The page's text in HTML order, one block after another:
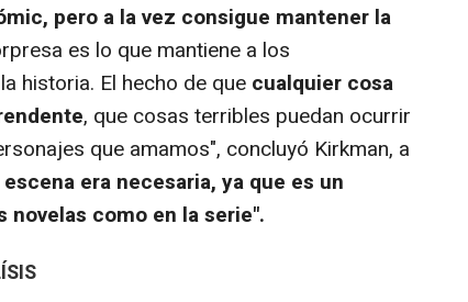
pero a la vez consigue mantener la
es lo que mantiene a los
historia. El hecho de que cualquier cosa
, que cosas terribles puedan ocurrir
que amamos", concluyó Kirkman, a
escena era necesaria, ya que es un
como en la serie".